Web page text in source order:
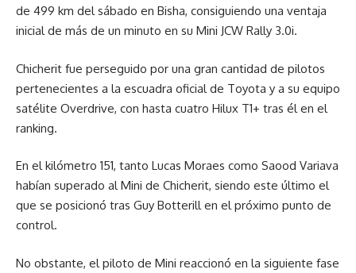
de 499 km del sábado en Bisha, consiguiendo una ventaja
inicial de más de un minuto en su Mini JCW Rally 3.0i.
Chicherit fue perseguido por una gran cantidad de pilotos
pertenecientes a la escuadra oficial de Toyota y a su equipo
satélite Overdrive, con hasta cuatro Hilux T1+ tras él en el
ranking.
En el kilómetro 151, tanto Lucas Moraes como Saood Variava
habían superado al Mini de Chicherit, siendo este último el
que se posicionó tras Guy Botterill en el próximo punto de
control.
No obstante, el piloto de Mini reaccionó en la siguiente fase